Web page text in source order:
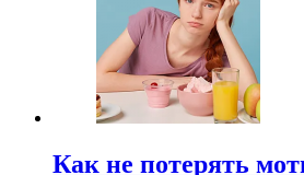
Как не потерять